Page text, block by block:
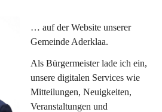
… auf der Website unserer
Gemeinde Aderklaa.
Als Bürgermeister lade ich ein,
unsere digitalen Services wie
Mitteilungen, Neuigkeiten,
Veranstaltungen und